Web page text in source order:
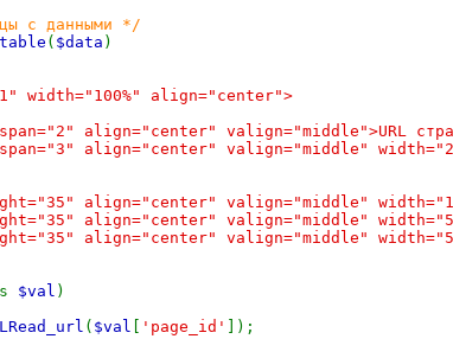
с данными */
( $data )
width="100%" align="center">
align="center" valign="middle">URL
align="center" valign="middle"
align="center" valign="middle"
align="center" valign="middle"
align="center" valign="middle"
$val )
( $val 'page_id'
]);